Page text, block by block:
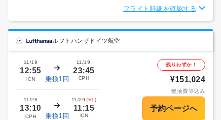
フライト詳細を確認する
ルフトハンザドイツ航空
11/19
12:55
ICN 乗換1回
11/19
23:45
CPH
11/28
13:10
CPH 乗換1回
11/29 (+1)
11:15
ICN
残りわずか！
¥151,024
燃油費等込み